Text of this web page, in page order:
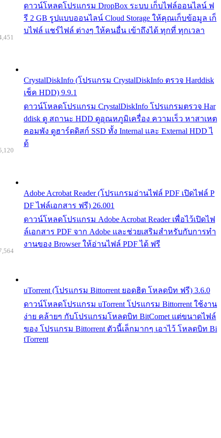
ดาวน์โหลดโปรแกรม DropBox ระบบ เก็บไฟล์ออนไลน์ ฟ
รี 2 GB รูปแบบออนไลน์ Cloud Storage ให้คุณเก็บข้อมูล เก็
บไฟล์ แชร์ไฟล์ ต่างๆ ให้คนอื่น เข้าถึงได้ ทุกที่ ทุกเวลา
CrystalDiskInfo (โปรแกรม CrystalDiskInfo ตรวจ Harddisk
เช็ค HDD) 9.9.1
ดาวน์โหลดโปรแกรม CrystalDiskInfo โปรแกรมตรวจ Har
ddisk ดู สถานะ HDD ดูอุณหภูมิเครื่อง ความเร็ว หาสาเหต
คอมพัง ดูฮาร์ดดิสก์ SSD ทั้ง Internal และ External HDD ไ
ด้
Adobe Acrobat Reader (โปรแกรมอ่านไฟล์ PDF เปิดไฟล์ P
DF ไฟล์เอกสาร ฟรี) 26.001
ดาวน์โหลดโปรแกรม Adobe Acrobat Reader เพื่อไว้เปิดไฟ
ล์เอกสาร PDF จาก Adobe และช่วยเสริมสำหรับกับการทำ
งานของ Browser ให้อ่านไฟล์ PDF ได้ ฟรี
uTorrent (โปรแกรม Bittorrent ยอดฮิต โหลดบิท ฟรี) 3.6.0
ดาวน์โหลดโปรแกรม uTorrent โปรแกรม Bittorrent ใช้งาน
ง่าย คล้ายๆ กับโปรแกรมโหลดบิท BitComet แต่ขนาดไฟล์
ของ โปรแกรม Bittorrent ตัวนี้เล็กมากๆ เอาไว้ โหลดบิท Bi
tTorrent